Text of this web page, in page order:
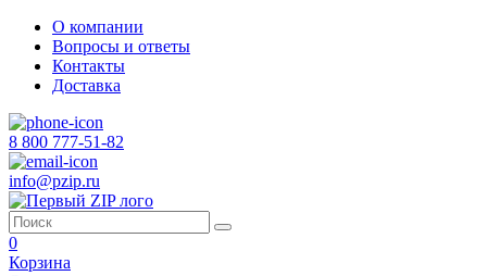
О компании
Вопросы и ответы
Контакты
Доставка
8 800 777-51-82
info@pzip.ru
0
Корзина